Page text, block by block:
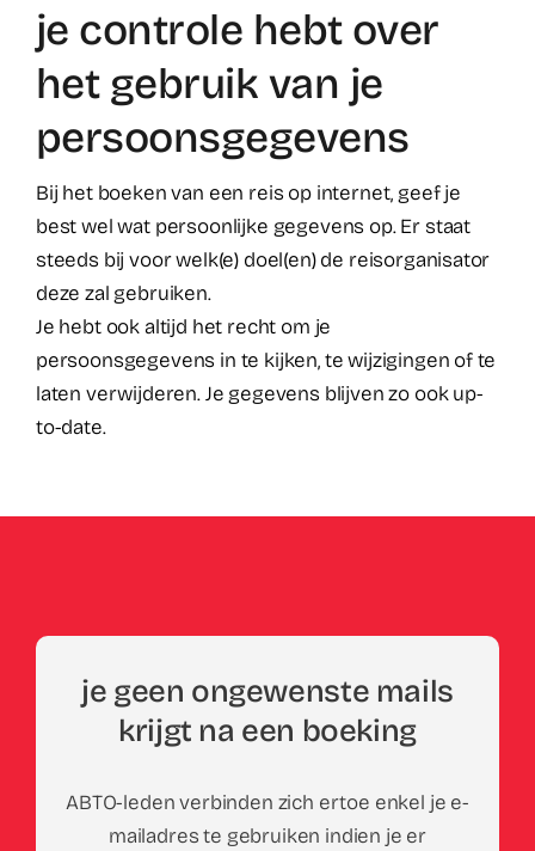
je controle hebt over
het gebruik van je
persoonsgegevens
Bij het boeken van een reis op internet, geef je
best wel wat persoonlijke gegevens op. Er staat
steeds bij voor welk(e) doel(en) de reisorganisator
deze zal gebruiken.
Je hebt ook altijd het recht om je
persoonsgegevens in te kijken, te wijzigingen of te
laten verwijderen. Je gegevens blijven zo ook up-
to-date.
je geen ongewenste mails
krijgt na een boeking
ABTO-leden verbinden zich ertoe enkel je e-
mailadres te gebruiken indien je er